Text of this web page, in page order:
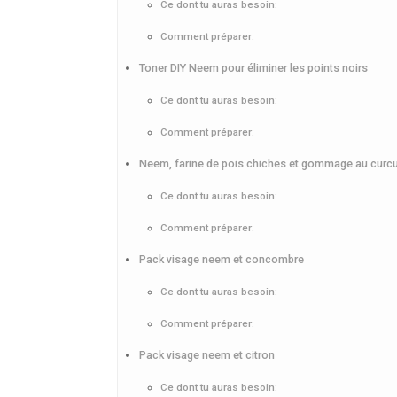
Ce dont tu auras besoin:
Comment préparer:
Toner DIY Neem pour éliminer les points noirs
Ce dont tu auras besoin:
Comment préparer:
Neem, farine de pois chiches et gommage au
Ce dont tu auras besoin:
Comment préparer:
Pack visage neem et concombre
Ce dont tu auras besoin:
Comment préparer:
Pack visage neem et citron
Ce dont tu auras besoin: